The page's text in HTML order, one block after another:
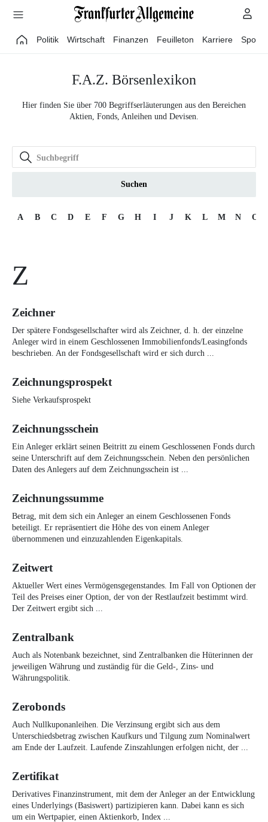
Direkt zum Hauptinhalt
Politik Wirtschaft Finanzen Feuilleton Karriere Sport
F.A.Z. Börsenlexikon
Hier finden Sie über 700 Begriffserläuterungen aus den Bereichen
Aktien, Fonds, Anleihen und Devisen.
Suchen
A B C D E F G H I J K L M N O
Z
Zeichner
Der spätere Fondsgesellschafter wird als Zeichner, d. h. der einzelne
Anleger wird in einem Geschlossenen Immobilienfonds/Leasingfonds
beschrieben. An der Fondsgesellschaft wird er sich durch ...
Zeichnungsprospekt
Siehe Verkaufsprospekt
Zeichnungsschein
Ein Anleger erklärt seinen Beitritt zu einem Geschlossenen Fonds durch
seine Unterschrift auf dem Zeichnungsschein. Neben den persönlichen
Daten des Anlegers auf dem Zeichnungsschein ist ...
Zeichnungssumme
Betrag, mit dem sich ein Anleger an einem Geschlossenen Fonds
beteiligt. Er repräsentiert die Höhe des von einem Anleger
übernommenen und einzuzahlenden Eigenkapitals.
Zeitwert
Aktueller Wert eines Vermögensgegenstandes. Im Fall von Optionen der
Teil des Preises einer Option, der von der Restlaufzeit bestimmt wird.
Der Zeitwert ergibt sich ...
Zentralbank
Auch als Notenbank bezeichnet, sind Zentralbanken die Hüterinnen der
jeweiligen Währung und zuständig für die Geld-, Zins- und
Währungspolitik.
Zerobonds
Auch Nullkuponanleihen. Die Verzinsung ergibt sich aus dem
Unterschiedsbetrag zwischen Kaufkurs und Tilgung zum Nominalwert
am Ende der Laufzeit. Laufende Zinszahlungen erfolgen nicht, der ...
Zertifikat
Derivatives Finanzinstrument, mit dem der Anleger an der Entwicklung
eines Underlyings (Basiswert) partizipieren kann. Dabei kann es sich
um ein Wertpapier, einen Aktienkorb, Index ...